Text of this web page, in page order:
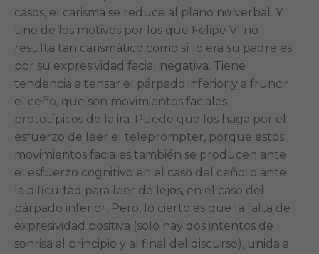
casos, el carisma se reduce al plano no verbal. Y
uno de los motivos por los que Felipe VI no
resulta tan carismático como sí lo era su padre es
por su expresividad facial negativa. Tiene
tendencia a tensar el párpado inferior y a fruncir
el ceño, que son movimientos faciales
prototípicos de la ira. Puede que los haga por el
esfuerzo de leer el teleprompter, porque estos
movimientos faciales también se producen ante
el esfuerzo cognitivo en el caso del ceño, o ante
la dificultad para leer de lejos, en el caso del
párpado inferior. Pero, lo cierto es que la falta de
expresividad positiva (solo hay dos intentos de
sonrisa al principio y al final del discurso), unida a